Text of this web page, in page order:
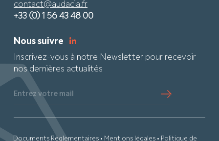
contact@audacia.fr
+33 (0) 1 56 43 48 00
Nous suivre
Inscrivez-vous à notre Newsletter pour recevoir
nos dernières actualités
Entrez votre mail
Documents Réglementaires • Mentions légales • Politique de